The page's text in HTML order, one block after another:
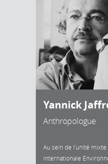
Yannick
Anthropologue
Au sein de l’unité mixte
internationale